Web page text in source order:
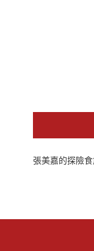
張美嘉的探險